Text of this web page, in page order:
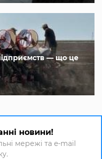
— що це
новини!
мережі та e-mail